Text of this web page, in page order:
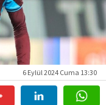
6 Eylül 2024 Cuma 13:30